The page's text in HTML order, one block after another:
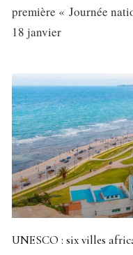
première « Journée
18 janvier
UNESCO : six villes